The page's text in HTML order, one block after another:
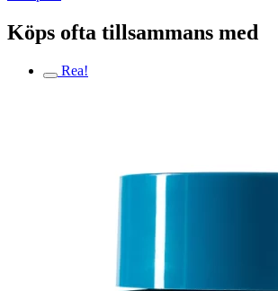
Köps ofta tillsammans med
Rea!